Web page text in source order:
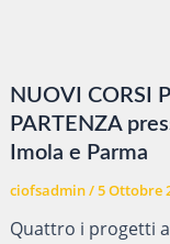
NUOVI CORSI
PARTENZA
Imola e Parma
ciofsadmin/5 Ottobre
Quattro i progetti